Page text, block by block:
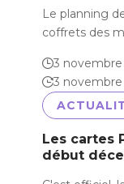
Le planning
coffrets des
3 novembre
3 novembre
Les cartes
début